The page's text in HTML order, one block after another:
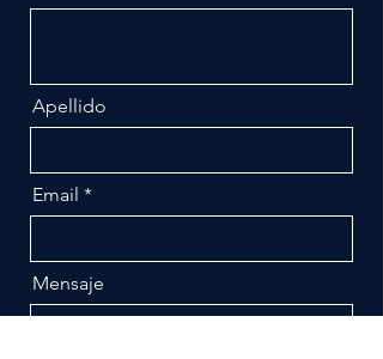
Apellido
Email
Mensaje